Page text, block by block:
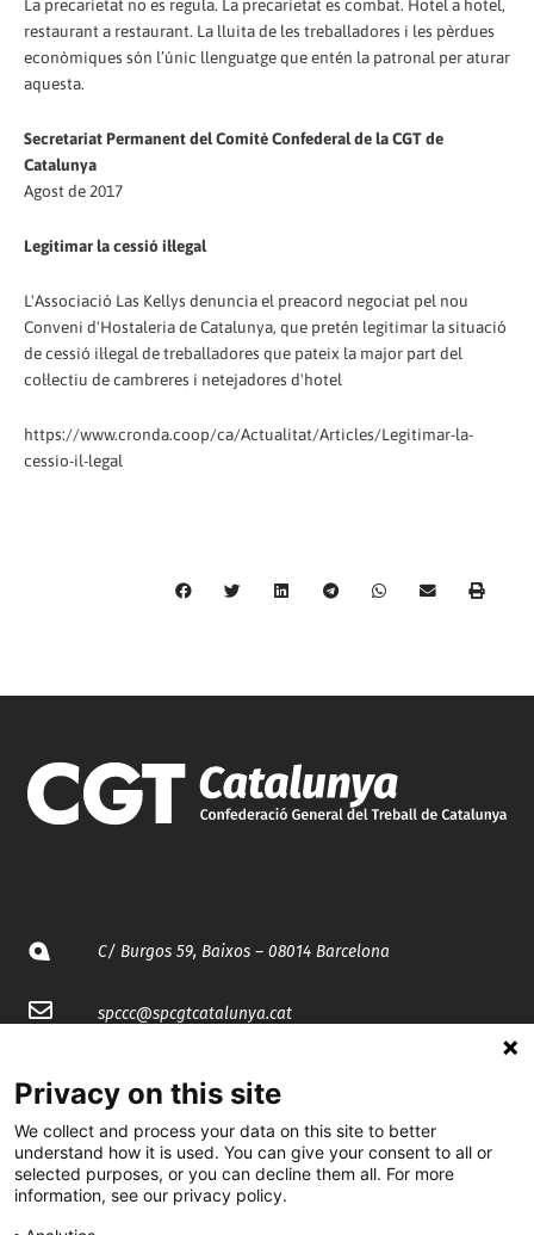
La precarietat no es regula. La precarietat es combat. Hotel a hotel,
restaurant a restaurant. La lluita de les treballadores i les pèrdues
econòmiques són l’únic llenguatge que entén la patronal per aturar
aquesta.
Secretariat Permanent del Comitè Confederal de la CGT de
Catalunya
Agost de 2017
Legitimar la cessió il·legal
L'Associació Las Kellys denuncia el preacord negociat pel nou
Conveni d'Hostaleria de Catalunya, que pretén legitimar la situació
de cessió il·legal de treballadores que pateix la major part del
col·lectiu de cambreres i netejadores d'hotel
https://www.cronda.coop/ca/Actualitat/Articles/Legitimar-la-
cessio-il-legal
C/ Burgos 59, Baixos – 08014 Barcelona
spccc@spcgtcatalunya.cat
@CGTCatalunya
cgtcatalunya
Privacy on this site
We collect and process your data on this site to better
understand how it is used. You can give your consent to all or
selected purposes, or you can decline them all. For more
information, see our privacy policy.